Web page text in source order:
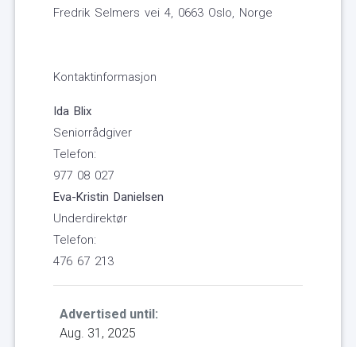
Fredrik Selmers vei 4, 0663 Oslo, Norge
Kontaktinformasjon
Ida Blix
Seniorrådgiver
Telefon:
977 08 027
Eva-Kristin Danielsen
Underdirektør
Telefon:
476 67 213
Advertised until:
Aug. 31, 2025